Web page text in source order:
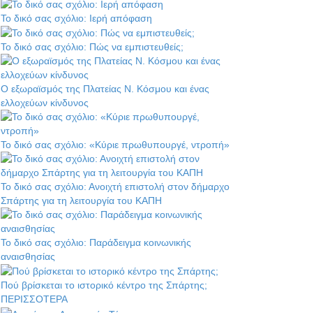
Το δικό σας σχόλιο: Ιερή απόφαση
Το δικό σας σχόλιο: Πώς να εμπιστευθείς;
Ο εξωραϊσμός της Πλατείας Ν. Κόσμου και ένας
ελλοχεύων κίνδυνος
Το δικό σας σχόλιο: «Κύριε πρωθυπουργέ, ντροπή»
Το δικό σας σχόλιο: Ανοιχτή επιστολή στον δήμαρχο
Σπάρτης για τη λειτουργία του ΚΑΠΗ
Το δικό σας σχόλιο: Παράδειγμα κοινωνικής
αναισθησίας
Πού βρίσκεται το ιστορικό κέντρο της Σπάρτης;
ΠΕΡΙΣΣΟΤΕΡΑ